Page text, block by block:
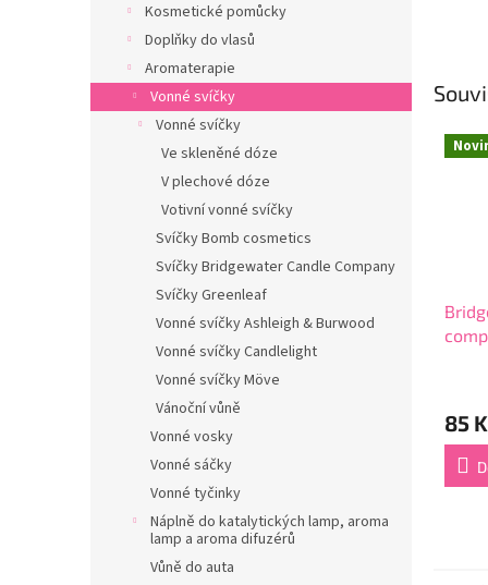
Kosmetické pomůcky
Doplňky do vlasů
Aromaterapie
Vonné svíčky
Vonné svíčky
Ve skleněné dóze
V plechové dóze
Votivní vonné svíčky
Svíčky Bomb cosmetics
Svíčky Bridgewater Candle Company
Svíčky Greenleaf
Vonné svíčky Ashleigh & Burwood
Vonné svíčky Candlelight
Vonné svíčky Möve
Vánoční vůně
Vonné vosky
Vonné sáčky
Vonné tyčinky
Náplně do katalytických lamp, aroma
lamp a aroma difuzérů
Vůně do auta
je
5,0
z
85